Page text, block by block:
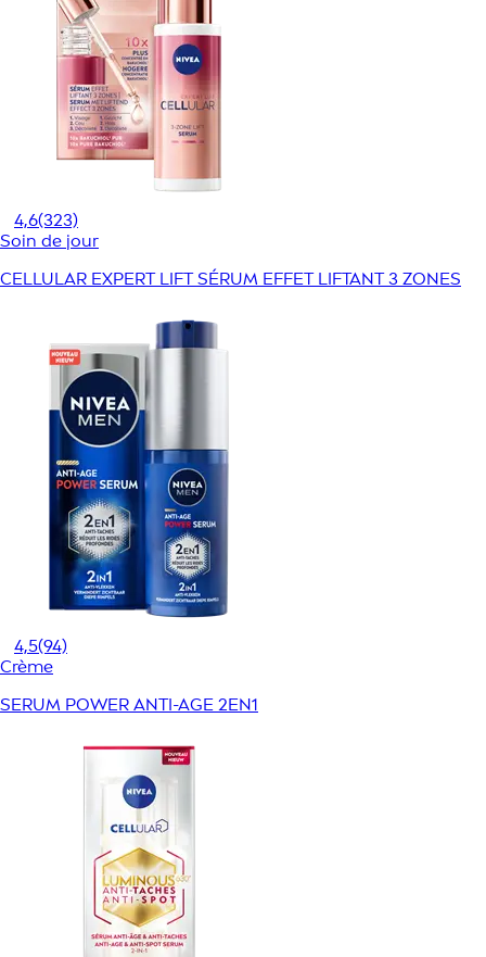
4,6(323)
Soin de jour
CELLULAR EXPERT LIFT SÉRUM EFFET LIFTANT 3 ZONES
4,5(94)
Crème
SERUM POWER ANTI-AGE 2EN1